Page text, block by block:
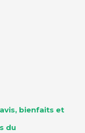
bienfaits et
du